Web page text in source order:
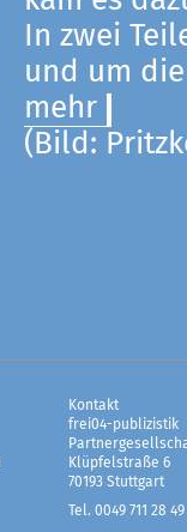
In zwei
und um
mehr
(Bild:
Kontakt
frei04-publizistik
Klüpfelstraße 6
70193 Stuttgart
Tel. 0049 711 28 49